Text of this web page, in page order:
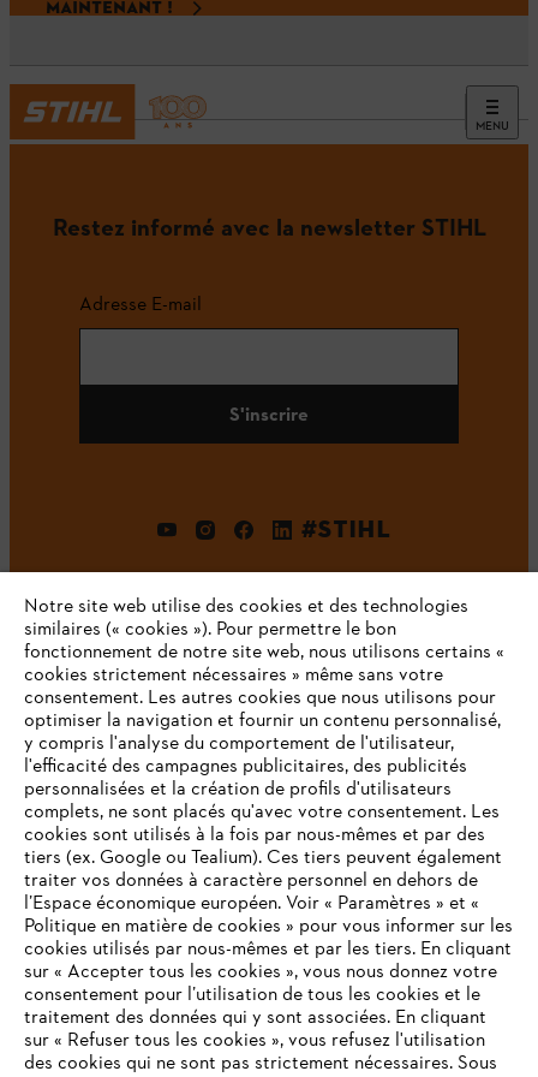
MAINTENANT !
MENU
Accueil
Restez informé avec la newsletter STIHL
Adresse E-mail
S'inscrire
#STIHL
L'Entreprise
STIHL FAQ
Contact
VOTRE NAVIGATEUR INTERNET
N'EST PLUS PRIS EN CHARGE
Notre site web utilise des cookies et des technologies
similaires (« cookies »). Pour permettre le bon
fonctionnement de notre site web, nous utilisons certains «
cookies strictement nécessaires » même sans votre
consentement. Les autres cookies que nous utilisons pour
optimiser la navigation et fournir un contenu personnalisé,
y compris l'analyse du comportement de l'utilisateur,
l'efficacité des campagnes publicitaires, des publicités
personnalisées et la création de profils d'utilisateurs
complets, ne sont placés qu'avec votre consentement. Les
cookies sont utilisés à la fois par nous-mêmes et par des
tiers (ex. Google ou Tealium). Ces tiers peuvent également
traiter vos données à caractère personnel en dehors de
l’Espace économique européen. Voir « Paramètres » et «
Politique en matière de cookies » pour vous informer sur les
cookies utilisés par nous-mêmes et par les tiers. En cliquant
sur « Accepter tous les cookies », vous nous donnez votre
consentement pour l’utilisation de tous les cookies et le
traitement des données qui y sont associées. En cliquant
sur « Refuser tous les cookies », vous refusez l'utilisation
des cookies qui ne sont pas strictement nécessaires. Sous